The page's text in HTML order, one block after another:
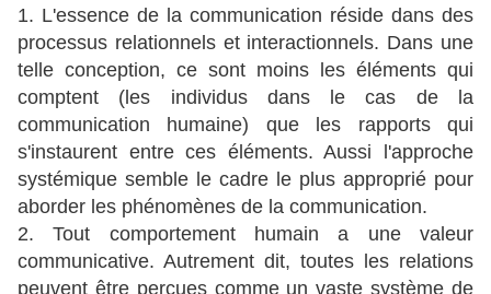
1. L'essence de la communication réside dans des
processus relationnels et interactionnels. Dans une
telle conception, ce sont moins les éléments qui
comptent (les individus dans le cas de la
communication humaine) que les rapports qui
s'instaurent entre ces éléments. Aussi l'approche
systémique semble le cadre le plus approprié pour
aborder les phénomènes de la communication.
2. Tout comportement humain a une valeur
communicative. Autrement dit, toutes les relations
peuvent être perçues comme un vaste système de